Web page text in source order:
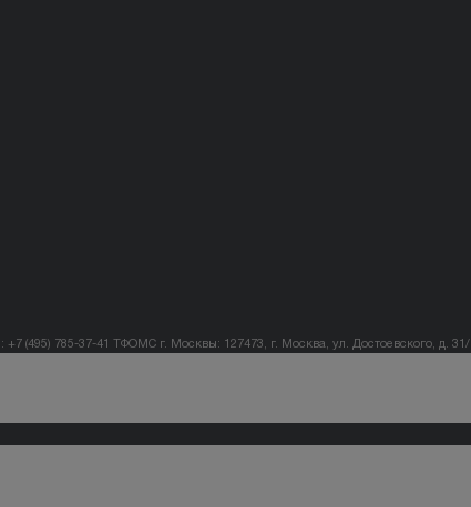
(495) 785-37-41 ТФОМС г. Москвы: 127473, г. Москва, ул. Достоевского, д. 31/